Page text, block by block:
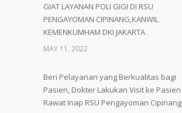
GIAT LAYANAN POLI GIGI DI RSU
PENGAYOMAN CIPINANG,KANWIL
KEMENKUMHAM DKI JAKARTA
MAY 11, 2022
Beri Pelayanan yang Berkualitas bagi
Pasien, Dokter Lakukan Visit ke Pasien
Rawat Inap RSU Pengayoman Cipinang